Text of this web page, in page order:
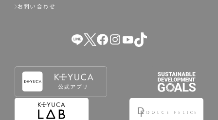
お問い合わせ